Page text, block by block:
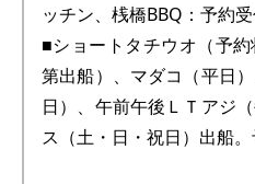
ッチン、桟橋BBQ：予約受
■ショートタチウオ（予
第出船）、マダコ（平日
日）、午前午後ＬＴアジ
ス（土・日・祝日）出船。